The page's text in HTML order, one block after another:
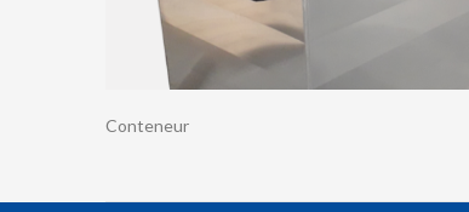
Conteneur